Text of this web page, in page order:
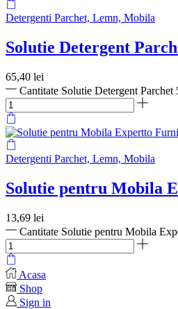
Detergenti Parchet, Lemn, Mobila
Solutie Detergent
65,40 lei
Cantitate Solutie Detergent Parchet
Detergenti Parchet, Lemn, Mobila
Solutie pentru Mobila
13,69 lei
Cantitate Solutie pentru Mobila
Acasa
Shop
Sign in